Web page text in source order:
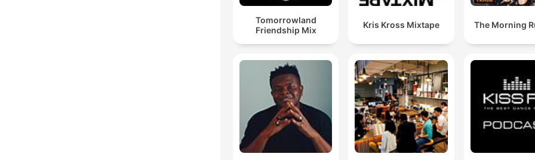
Tomorrowland
Friendship Mix
Kris Kross Mixtape The Morning